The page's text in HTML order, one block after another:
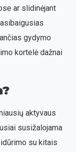
ar slidinėjant
gydymo
kortelė dažnai
aktyvaus
susižalojama
su kitais